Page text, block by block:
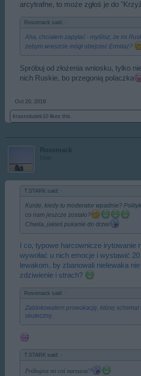
arcytrafne, to może zgłoś je do
Rosomack said:
Aha, chciałem zapytać - myślisz, że mi
żebym wreszcie mógł obejrzeć Ermitaż?
Spróbuj od złożenia wniosku, tylko
nich Ruskie, bo przegonią polaczka
Oct 20, 2018
krasnoludek10 likes this.
Rosomack
User
T.STARK said:
Kurde, kiedy tu moderator wpadnie?
co nam jeszcze zostało?
Chwila, jakieś pukanie do drzwi
I co, typowe harcownicze irytowanie
wywołać u nich emocje i wystawić
lewakom, by zbanowali nielewaka
zdziwienie i strach?
Rosomack said:
Zablokowałem prowokację, której schemat
skuteczny.
T.STARK said:
Próbujesz mi coś narzucać?